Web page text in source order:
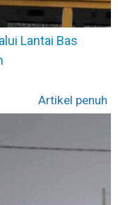
Lantai Bas
Artikel penuh